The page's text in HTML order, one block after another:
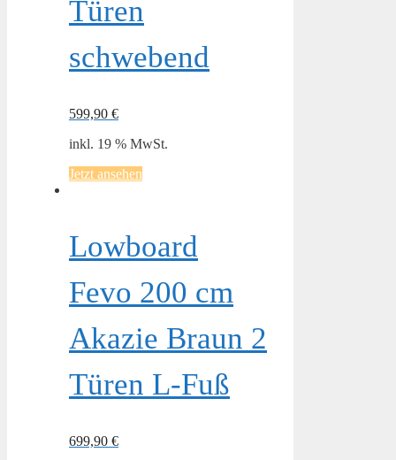
Türen
schwebend
599,90 €
inkl. 19 % MwSt.
Jetzt ansehen
Lowboard
Fevo 200 cm
Akazie Braun 2
Türen L-Fuß
699,90 €